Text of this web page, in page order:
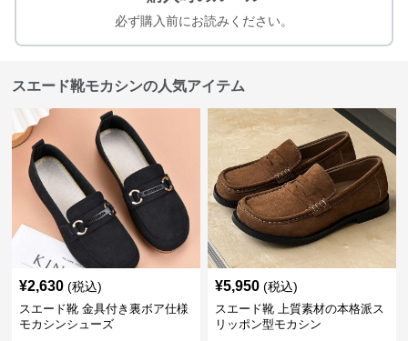
必ず購入前にお読みください。
スエード靴モカシンの人気アイテム
¥2,630 (税込)
スエード靴 金具付き裏ボア仕様
モカシンシューズ
¥5,950 (税込)
スエード靴 上質素材の本格派ス
リッポン型モカシン